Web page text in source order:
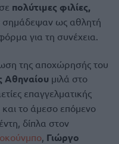
πολύτιμες φιλίες,
σημάδεψαν ως αθλητή
για τη συνέχεια.
της αποχώρησής του
Αθηναίου μιλά στο
επαγγελματικής
και το άμεσο επόμενο
δίπλα στον
Γιώργο